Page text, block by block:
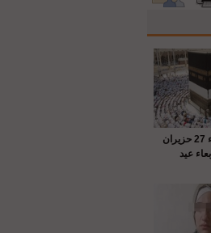
السعودية: الثلاثاء 27 حزيران
عيد